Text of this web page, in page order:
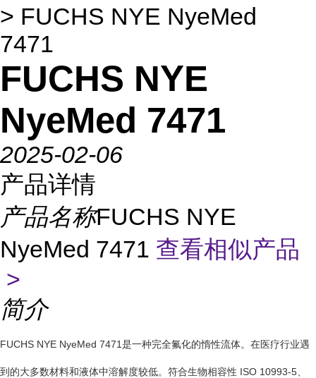
> FUCHS NYE NyeMed
7471
FUCHS NYE
NyeMed 7471
2025-02-06
产品详情
产品名称FUCHS NYE
NyeMed 7471 查看相似产品
>
简介
FUCHS NYE NyeMed 7471是一种完全氟化的惰性流体。在医疗行业遇
到的大多数材料和液体中溶解度较低。符合生物相容性 ISO 10993-5、